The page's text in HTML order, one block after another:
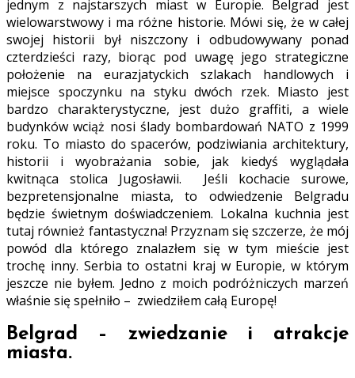
jednym z najstarszych miast w Europie. Belgrad jest
wielowarstwowy i ma różne historie. Mówi się, że w całej
swojej historii był niszczony i odbudowywany ponad
czterdzieści razy, biorąc pod uwagę jego strategiczne
położenie na eurazjatyckich szlakach handlowych i
miejsce spoczynku na styku dwóch rzek. Miasto jest
bardzo charakterystyczne, jest dużo graffiti, a wiele
budynków wciąż nosi ślady bombardowań NATO z 1999
roku. To miasto do spacerów, podziwiania architektury,
historii i wyobrażania sobie, jak kiedyś wyglądała
kwitnąca stolica Jugosławii. Jeśli kochacie surowe,
bezpretensjonalne miasta, to odwiedzenie Belgradu
będzie świetnym doświadczeniem. Lokalna kuchnia jest
tutaj również fantastyczna! Przyznam się szczerze, że mój
powód dla którego znalazłem się w tym mieście jest
trochę inny. Serbia to ostatni kraj w Europie, w którym
jeszcze nie byłem. Jedno z moich podróżniczych marzeń
właśnie się spełniło – zwiedziłem całą Europę!
Belgrad – zwiedzanie i atrakcje
miasta.